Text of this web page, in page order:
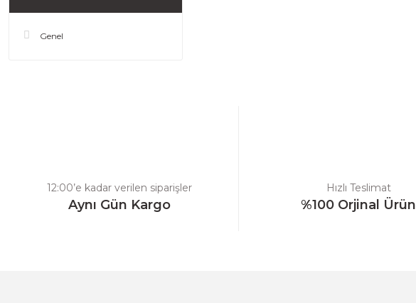
Genel
12:00’e kadar verilen siparişler
Aynı Gün Kargo
Hızlı Teslimat
%100 Orjinal Ürün